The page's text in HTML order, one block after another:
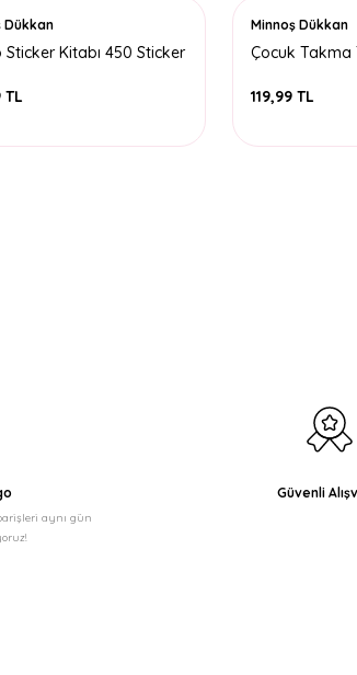
Dükkan
Sticker Kitabı 450 Sticker
TL
Minnoş Dükkan
Çocuk Takma
119,99 TL
aynı gün
Güvenli